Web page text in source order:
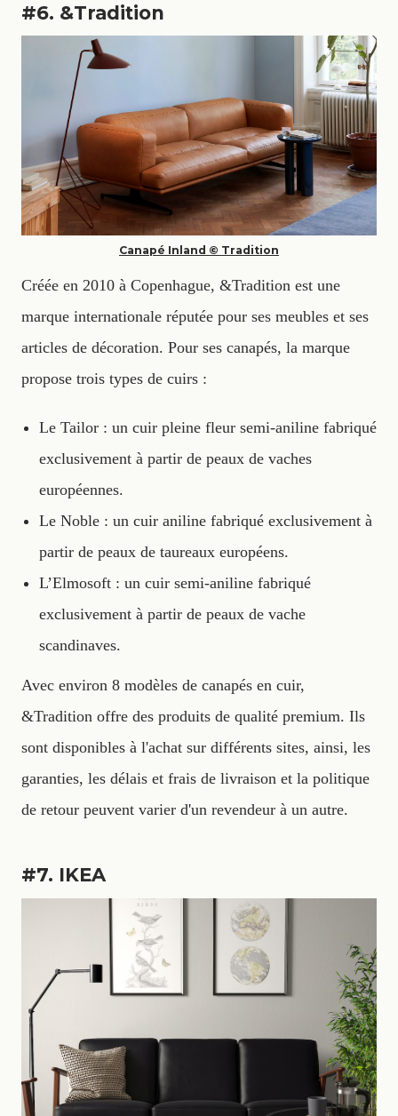
#6. &Tradition
Canapé Inland © Tradition
Créée en 2010 à Copenhague, &Tradition est une
marque internationale réputée pour ses meubles et ses
articles de décoration. Pour ses canapés, la marque
propose trois types de cuirs :
Le Tailor : un cuir pleine fleur semi-aniline fabriqué
exclusivement à partir de peaux de vaches
européennes.
Le Noble : un cuir aniline fabriqué exclusivement à
partir de peaux de taureaux européens.
L’Elmosoft : un cuir semi-aniline fabriqué
exclusivement à partir de peaux de vache
scandinaves.
Avec environ 8 modèles de canapés en cuir,
&Tradition offre des produits de qualité premium. Ils
sont disponibles à l'achat sur différents sites, ainsi, les
garanties, les délais et frais de livraison et la politique
de retour peuvent varier d'un revendeur à un autre.
#7. IKEA